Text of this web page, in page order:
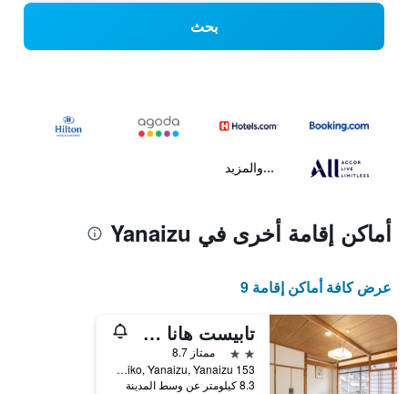
بحث
...والمزيد
أماكن إقامة أخرى في Yanaizu
عرض كافة أماكن إقامة 9
تابيست هانا هوتل تاكينويا أيزو يانايزو
2 نجمتين
ممتاز 8.7
153 Jikemachiko, Yanaizu, Yanaizu, اليابان
8.3 كيلومتر عن وسط المدينة